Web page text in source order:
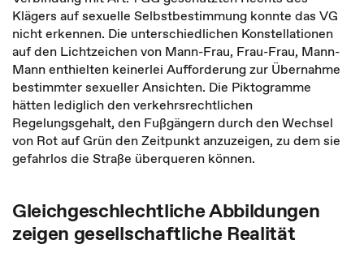
Klägers auf sexuelle Selbstbestimmung konnte das VG
nicht erkennen. Die unterschiedlichen Konstellationen
auf den Lichtzeichen von Mann-Frau, Frau-Frau, Mann-
Mann enthielten keinerlei Aufforderung zur Übernahme
bestimmter sexueller Ansichten. Die Piktogramme
hätten lediglich den verkehrsrechtlichen
Regelungsgehalt, den Fußgängern durch den Wechsel
von Rot auf Grün den Zeitpunkt anzuzeigen, zu dem sie
gefahrlos die Straße überqueren können.
Gleichgeschlechtliche Abbildungen
zeigen gesellschaftliche Realität